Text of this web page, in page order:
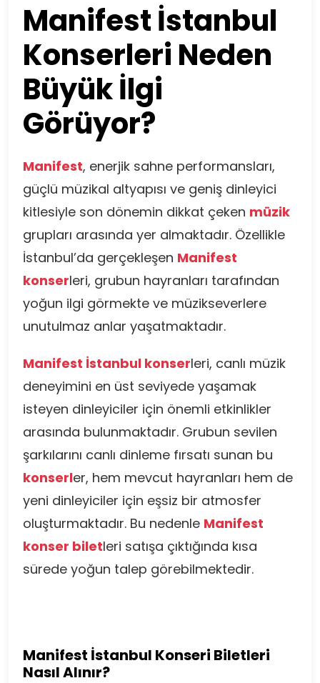
Manifest İstanbul
Konserleri Neden
Büyük İlgi
Görüyor?
Manifest, enerjik sahne performansları,
güçlü müzikal altyapısı ve geniş dinleyici
kitlesiyle son dönemin dikkat çeken müzik
grupları arasında yer almaktadır. Özellikle
İstanbul’da gerçekleşen Manifest
konserleri, grubun hayranları tarafından
yoğun ilgi görmekte ve müzikseverlere
unutulmaz anlar yaşatmaktadır.
Manifest İstanbul konserleri, canlı müzik
deneyimini en üst seviyede yaşamak
isteyen dinleyiciler için önemli etkinlikler
arasında bulunmaktadır. Grubun sevilen
şarkılarını canlı dinleme fırsatı sunan bu
konserler, hem mevcut hayranları hem de
yeni dinleyiciler için eşsiz bir atmosfer
oluşturmaktadır. Bu nedenle Manifest
konser biletleri satışa çıktığında kısa
sürede yoğun talep görebilmektedir.
Manifest İstanbul Konseri Biletleri
Nasıl Alınır?